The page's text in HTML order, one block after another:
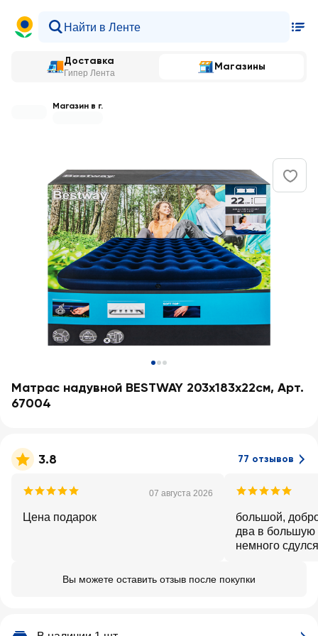
Доставка
Гипер Лента
Магазины
Магазин в г.
Матрас надувной BESTWAY 203х183х22см, Арт.
67004
3.8 77 отзывов
07 августа 2026
Цена подарок
большой,
два в большую
немного
стоимость
Вы можете оставить отзыв после покупки